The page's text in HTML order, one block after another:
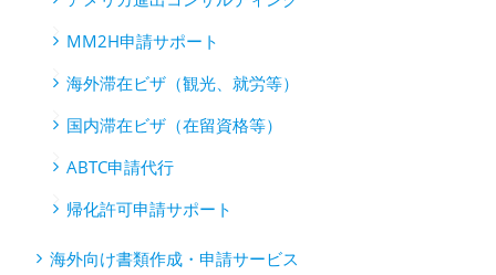
MM2H申請サポート
海外滞在ビザ（観光、就労等）
国内滞在ビザ（在留資格等）
ABTC申請代行
帰化許可申請サポート
海外向け書類作成・申請サービス